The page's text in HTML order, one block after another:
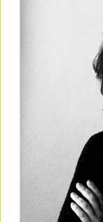
Mon Salon